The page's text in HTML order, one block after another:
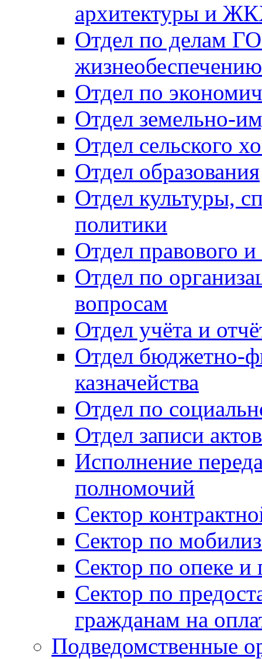
архитектуры и
Отдел по делам
Отдел по
Отдел земельно-
Отдел сельского
Отдел образования
Отдел культуры,
политики
Отдел правового
Отдел по
вопросам
Отдел учёта и
Отдел бюджетно-
казначейства
Отдел по
Отдел записи
Исполнение
полномочий
Сектор
Сектор по
Сектор по опеке и
Сектор по
гражданам на
Подведомственные